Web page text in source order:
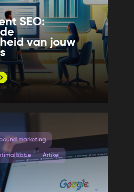
SEO:
van jouw
marketing
Artikel